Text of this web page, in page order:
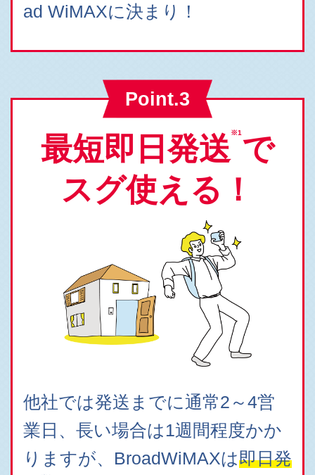
ad WiMAXに決まり！
Point.3
最短即日発送 ※1 で
スグ使える！
他社では発送までに通常2～4営
業日、長い場合は1週間程度かか
りますが、BroadWiMAXは即日発